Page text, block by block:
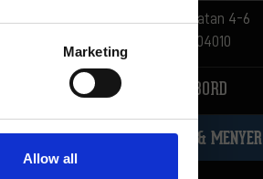
Marketing
Allow all
Kungsgatan 4-6
019-104010
BOKA BORD
ÖPPETTIDER & MENYER